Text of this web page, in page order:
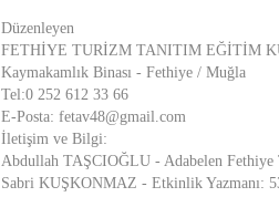
Düzenleyen
FETHİYE TURİZM TANITIM EĞİTİM
Kaymakamlık Binası - Fethiye / Muğla
Tel:0 252 612 33 66
E-Posta: fetav48@gmail.com
İletişim ve Bilgi:
Abdullah TAŞCIOĞLU - Adabelen Fethiye
Sabri KUŞKONMAZ - Etkinlik Yazmanı: